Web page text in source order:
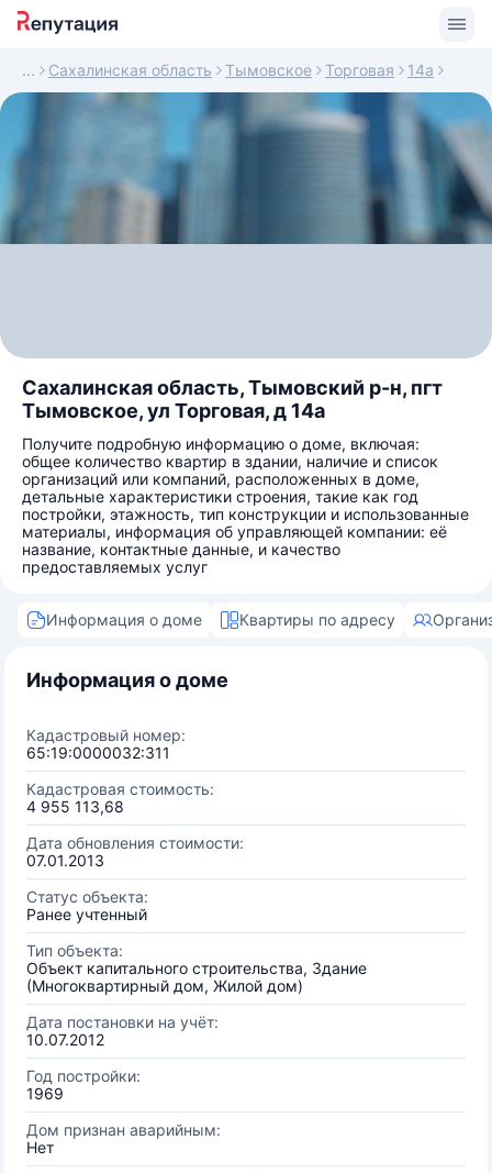
Сахалинская область Тымовское Торговая 14а
Сахалинская область, Тымовский р-н, пгт
Тымовское, ул Торговая, д 14а
Получите подробную информацию о доме, включая:
общее количество квартир в здании, наличие и список
организаций или компаний, расположенных в доме,
детальные характеристики строения, такие как год
постройки, этажность, тип конструкции и использованные
материалы, информация об управляющей компании: её
название, контактные данные, и качество
предоставляемых услуг
Информация о доме Квартиры по адресу
Информация о доме
Кадастровый номер:
65:19:0000032:311
Кадастровая стоимость:
4 955 113,68
Дата обновления стоимости:
07.01.2013
Статус объекта:
Ранее учтенный
Тип объекта:
Объект капитального строительства, Здание
(Многоквартирный дом, Жилой дом)
Дата постановки на учёт:
10.07.2012
Год постройки:
1969
Дом признан аварийным:
Нет